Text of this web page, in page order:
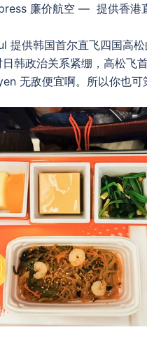
廉价航空 — 提供香港
提供韩国首尔直飞四国高松
日韩政治关系紧绷，高松飞
无敌便宜啊。所以你也可